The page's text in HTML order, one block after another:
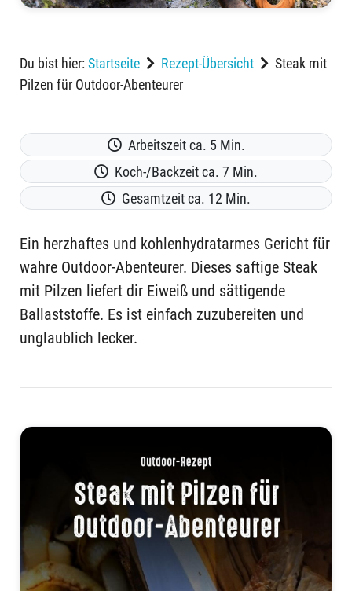
Du bist hier:Startseite Rezept-Übersicht
Steak mit
Pilzen für Outdoor-Abenteurer
Arbeitszeit ca. 5 Min.
Koch-/Backzeit ca. 7 Min.
Gesamtzeit ca. 12 Min.
Ein herzhaftes und kohlenhydratarmes Gericht für
wahre Outdoor-Abenteurer. Dieses saftige Steak
mit Pilzen liefert dir Eiweiß und sättigende
Ballaststoffe. Es ist einfach zuzubereiten und
unglaublich lecker.